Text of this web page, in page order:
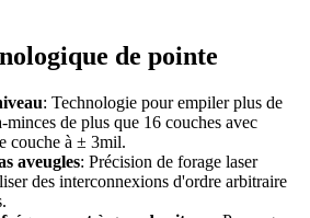
de pointe
: Technologie pour empiler plus de
minces de plus que 16 couches avec
couche à ± 3mil.
aveugles: Précision de forage laser
des interconnexions d'ordre arbitraire